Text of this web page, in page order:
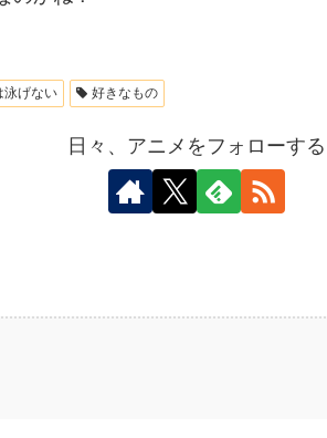
泳げない 好きなもの
日々、アニメをフォローする